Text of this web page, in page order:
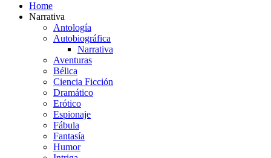
Home
Narrativa
Antología
Autobiográfica
Narrativa
Aventuras
Bélica
Ciencia Ficción
Dramático
Erótico
Espionaje
Fábula
Fantasía
Humor